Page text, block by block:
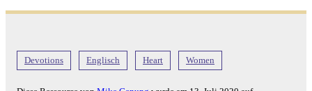
Devotions Englisch Heart Women